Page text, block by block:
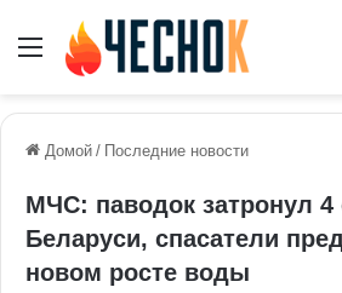
Меню
Домой / Последние новости
МЧС: паводок затронул 4
Беларуси, спасатели
новом росте воды